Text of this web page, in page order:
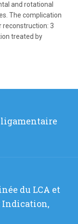
and rotational
The complication
reconstruction: 3
treated by
ligamentaire
du LCA et
Indication,